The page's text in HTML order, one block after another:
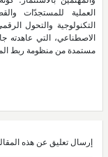
العملية للمستجدّات
التكنولوجية والتحول
الاصطناعي، التي عاهدته
مستمدة من منظومة ربط
إرسال تعليق عن هذه